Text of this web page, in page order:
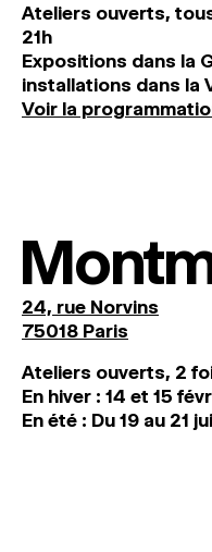
Ateliers ouverts,
21h
Expositions dans la
installations dans la
Voir la
24, rue Norvins
75018 Paris
Ateliers ouverts, 2
En hiver : 14 et 15
En été : Du 19 au 21